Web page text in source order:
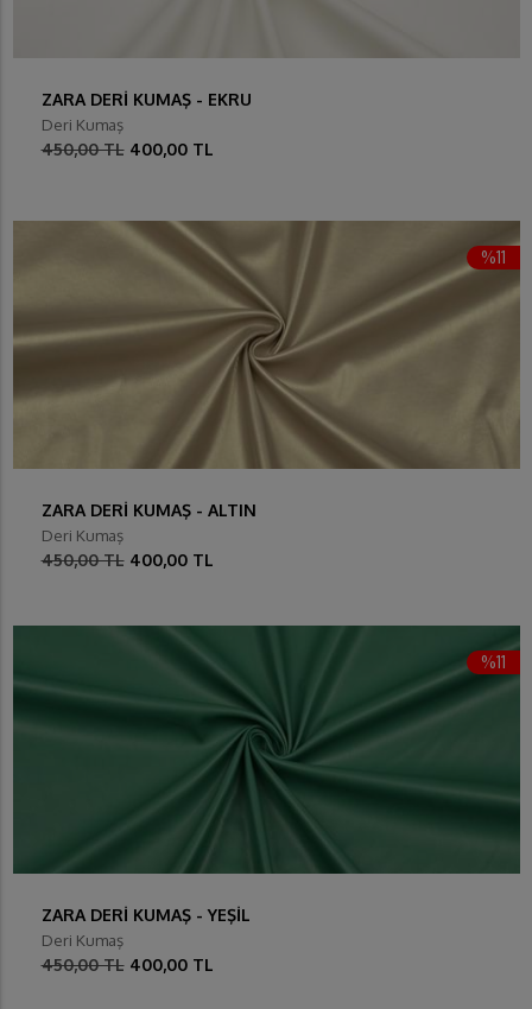
ZARA DERİ KUMAŞ - EKRU
Deri Kumaş
450,00 TL 400,00 TL
%11
ZARA DERİ KUMAŞ - ALTIN
Deri Kumaş
450,00 TL 400,00 TL
%11
ZARA DERİ KUMAŞ - YEŞİL
Deri Kumaş
450,00 TL 400,00 TL